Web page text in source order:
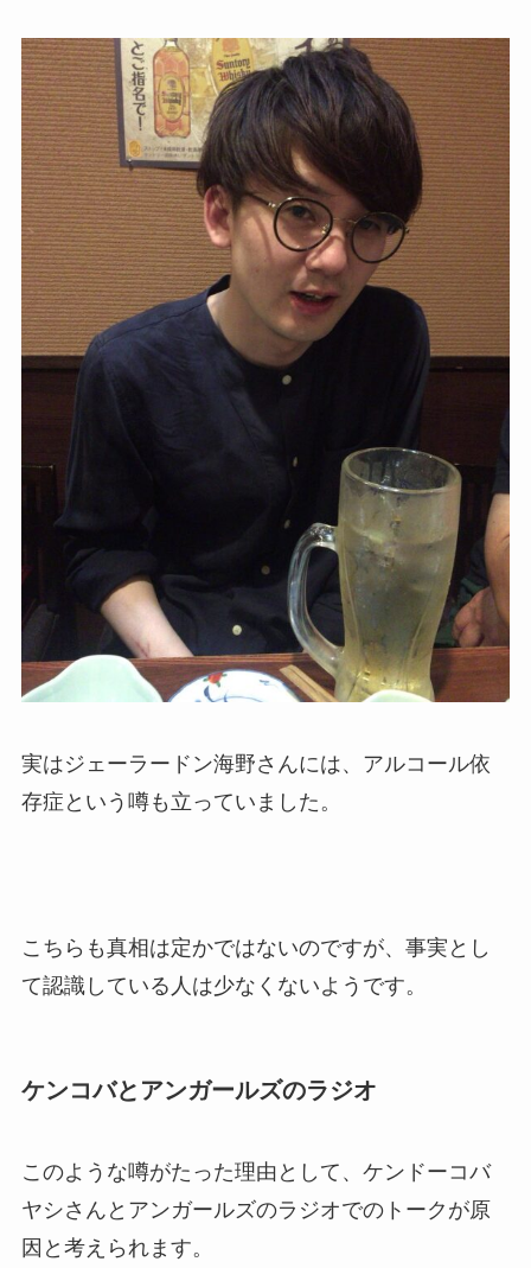
実はジェーラードン海野さんには、アルコール依
存症という噂も立っていました。
こちらも真相は定かではないのですが、事実とし
て認識している人は少なくないようです。
ケンコバとアンガールズのラジオ
このような噂がたった理由として、ケンドーコバ
ヤシさんとアンガールズのラジオでのトークが原
因と考えられます。